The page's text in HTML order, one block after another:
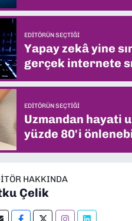
EDITÖRÜN SEÇTIĞI
Yapay zekâ yine
gerçek internete
EDITÖRÜN SEÇTIĞI
Uzmandan hayati
yüzde 80'i
HAKKINDA
Çelik